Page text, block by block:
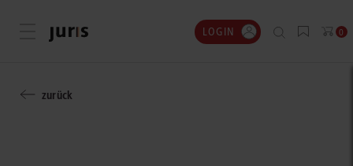
Menü öffnen LOGIN 0
zurück